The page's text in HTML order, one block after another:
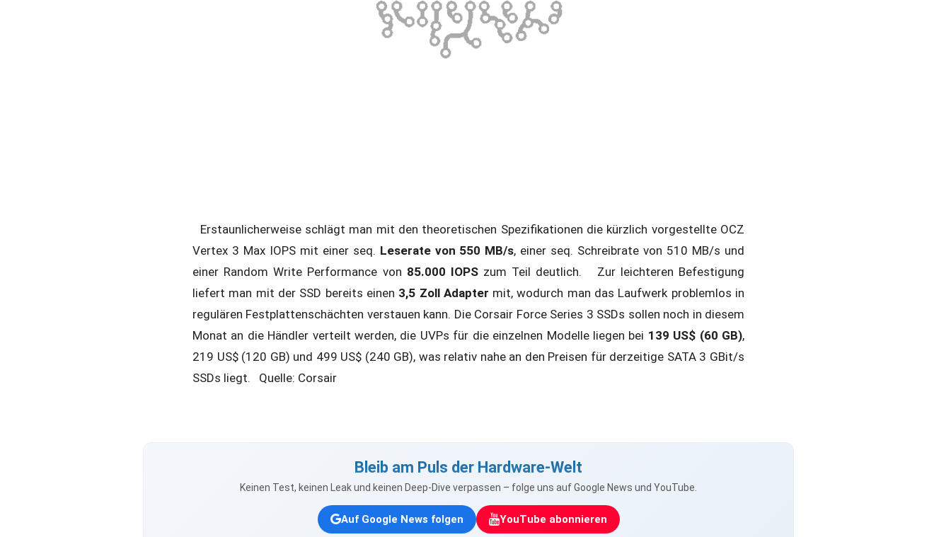
Erstaunlicherweise schlägt man mit den theoretischen Spezifikationen die kürzlich vorgestellte OCZ
Vertex 3 Max IOPS mit einer seq. Leserate von 550 MB/s, einer seq. Schreibrate von 510 MB/s und
einer Random Write Performance von 85.000 IOPSzum Teil deutlich. Zur leichteren Befestigung
liefert man mit der SSD bereits einen 3,5 Zoll Adapter mit, wodurch man das Laufwerk problemlos in
regulären Festplattenschächten verstauen kann. Die Corsair Force Series 3 SSDs sollen noch in diesem
Monat an die Händler verteilt werden, die UVPs für die einzelnen Modelle liegen bei 139 US$ (60 GB),
219 US$ (120 GB) und 499 US$ (240 GB), was relativ nahe an den Preisen für derzeitige SATA 3 GBit/s
SSDs liegt. Quelle: Corsair
Bleib am Puls der Hardware-Welt
Keinen Test, keinen Leak und keinen Deep-Dive verpassen – folge uns auf Google News und YouTube.
Auf Google News folgen YouTube abonnieren